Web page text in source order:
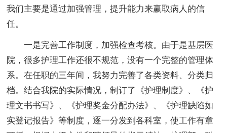
我们主要是通过加强管理，提升能力来赢取病人的信
任。
一是完善工作制度，加强检查考核。由于是基层医
院，很多护理工作还很不规范，没有一个完整的管理体
系。在任职的三年间，我努力完善了各类资料、分类归
档。结合我院的实际情况，制订了《护理制度》、《护
理文书书写》、《护理奖金分配办法》、《护理缺陷如
实登记报告》等制度，逐一分发到各科室，使工作有章